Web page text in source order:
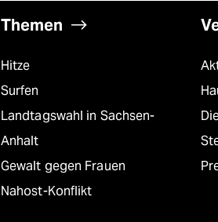
Themen
Hitze
Surfen
Landtagswahl in Sachsen-
Anhalt
Gewalt gegen Frauen
Nahost-Konflikt